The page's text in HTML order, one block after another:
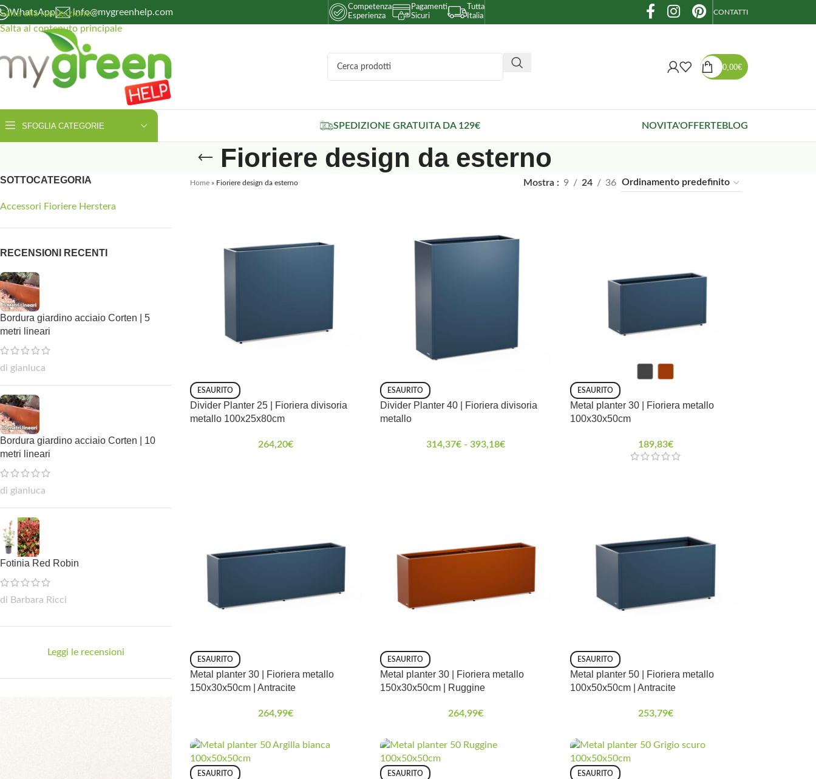
Salta alla navigazione
Salta al contenuto principale
WhatsApp info@mygreenhelp.com
Competenza
Esperienza
Pagamenti
Sicuri
Tutta
Italia
CONTATTI
0,00€
SFOGLIA CATEGORIE SPEDIZIONE GRATUITA DA 129€ NOVITA'OFFERTEBLOG
Fioriere design da esterno
SOTTOCATEGORIA
Accessori Fioriere Herstera
RECENSIONI RECENTI
Bordura giardino acciaio Corten | 5
metri lineari
di gianluca
Bordura giardino acciaio Corten | 10
metri lineari
di gianluca
Fotinia Red Robin
di Barbara Ricci
Leggi le recensioni
Home» Fioriere design da esterno Mostra 9 24 36
ESAURITO
Divider Planter 25 | Fioriera divisoria
metallo 100x25x80cm
264,20€
ESAURITO
Divider Planter 40 | Fioriera divisoria
metallo
314,37€ - 393,18€
ESAURITO
Metal planter 30 | Fioriera metallo
100x30x50cm
189,83€
ESAURITO
Metal planter 30 | Fioriera metallo
150x30x50cm | Antracite
264,99€
ESAURITO
Metal planter 30 | Fioriera metallo
150x30x50cm | Ruggine
264,99€
ESAURITO
Metal planter 50 | Fioriera metallo
100x50x50cm | Antracite
253,79€
ESAURITO ESAURITO ESAURITO